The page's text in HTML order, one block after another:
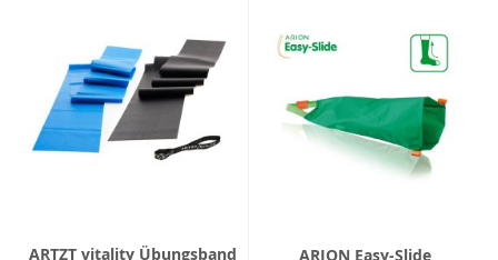
ARTZT vitality Übungsband ARION Easy-Slide